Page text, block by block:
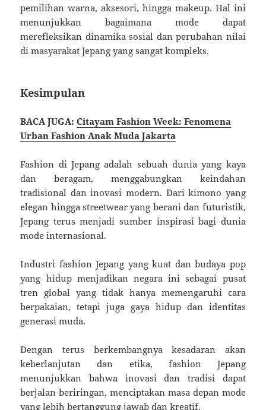
pemilihan warna, aksesori, hingga makeup. Hal ini
menunjukkan bagaimana mode dapat
merefleksikan dinamika sosial dan perubahan nilai
di masyarakat Jepang yang sangat kompleks.
Kesimpulan
BACA JUGA:Citayam Fashion Week: Fenomena
Urban Fashion Anak Muda Jakarta
Fashion di Jepang adalah sebuah dunia yang kaya
dan beragam, menggabungkan keindahan
tradisional dan inovasi modern. Dari kimono yang
elegan hingga streetwear yang berani dan futuristik,
Jepang terus menjadi sumber inspirasi bagi dunia
mode internasional.
Industri fashion Jepang yang kuat dan budaya pop
yang hidup menjadikan negara ini sebagai pusat
tren global yang tidak hanya memengaruhi cara
berpakaian, tetapi juga gaya hidup dan identitas
generasi muda.
Dengan terus berkembangnya kesadaran akan
keberlanjutan dan etika, fashion Jepang
menunjukkan bahwa inovasi dan tradisi dapat
berjalan beriringan, menciptakan masa depan mode
yang lebih bertanggung jawab dan kreatif.